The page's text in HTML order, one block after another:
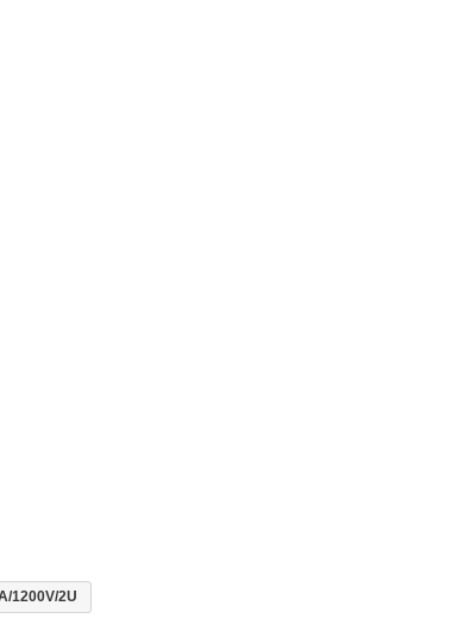
1200V/2U